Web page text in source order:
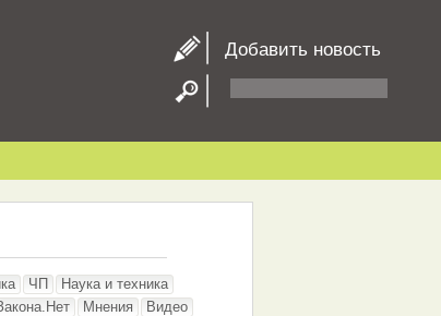
Добавить новость
ЧП
Наука и техника
Мнения
Видео